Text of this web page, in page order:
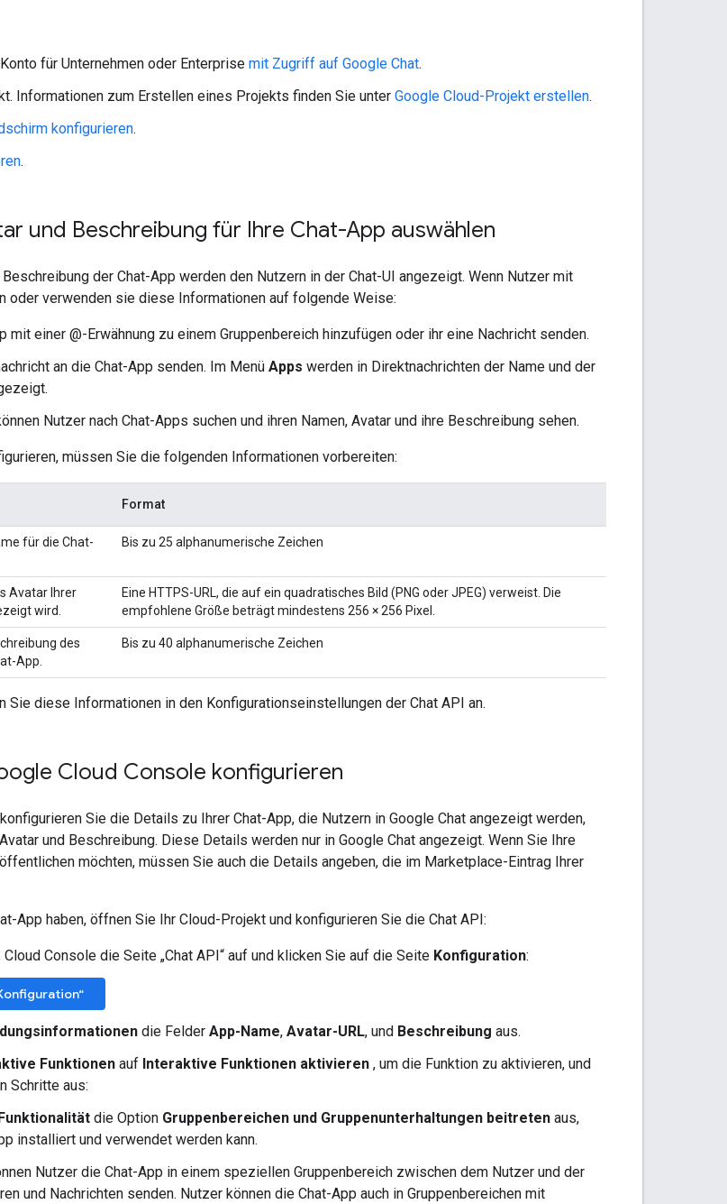
für Unternehmen oder Enterprise mit Zugriff auf Google Chat.
Informationen zum Erstellen eines Projekts finden Sie unter Google Cloud-Projekt erstellen.
konfigurieren.
.
und Beschreibung für Ihre Chat-App auswählen
Beschreibung der Chat-App werden den Nutzern in der Chat-UI angezeigt. Wenn Nutzer mit
oder verwenden sie diese Informationen auf folgende Weise:
mit einer @-Erwähnung zu einem Gruppenbereich hinzufügen oder ihr eine Nachricht senden.
an die Chat-App senden. Im Menü Apps werden in Direktnachrichten der Name und der
Nutzer nach Chat-Apps suchen und ihren Namen, Avatar und ihre Beschreibung sehen.
müssen Sie die folgenden Informationen vorbereiten:
Format
für die Chat-
Bis zu 25 alphanumerische Zeichen
Avatar Ihrer
wird.
Eine HTTPS-URL, die auf ein quadratisches Bild (PNG oder JPEG) verweist. Die
empfohlene Größe beträgt mindestens 256 × 256 Pixel.
des
App.
Bis zu 40 alphanumerische Zeichen
Sie diese Informationen in den Konfigurationseinstellungen der Chat API an.
Cloud Console konfigurieren
konfigurieren Sie die Details zu Ihrer Chat-App, die Nutzern in Google Chat angezeigt werden,
und Beschreibung. Diese Details werden nur in Google Chat angezeigt. Wenn Sie Ihre
möchten, müssen Sie auch die Details angeben, die im Marketplace-Eintrag Ihrer
App haben, öffnen Sie Ihr Cloud-Projekt und konfigurieren Sie die Chat API:
Cloud Console die Seite „Chat API“ auf und klicken Sie auf die Seite Konfiguration:
die Felder App-Name, Avatar-URL, und Beschreibung aus.
Funktionen auf Interaktive Funktionen aktivieren , um die Funktion zu aktivieren, und
Schritte aus:
die Option Gruppenbereichen und Gruppenunterhaltungen beitreten aus,
installiert und verwendet werden kann.
Nutzer die Chat-App in einem speziellen Gruppenbereich zwischen dem Nutzer und der
und Nachrichten senden. Nutzer können die Chat-App auch in Gruppenbereichen mit